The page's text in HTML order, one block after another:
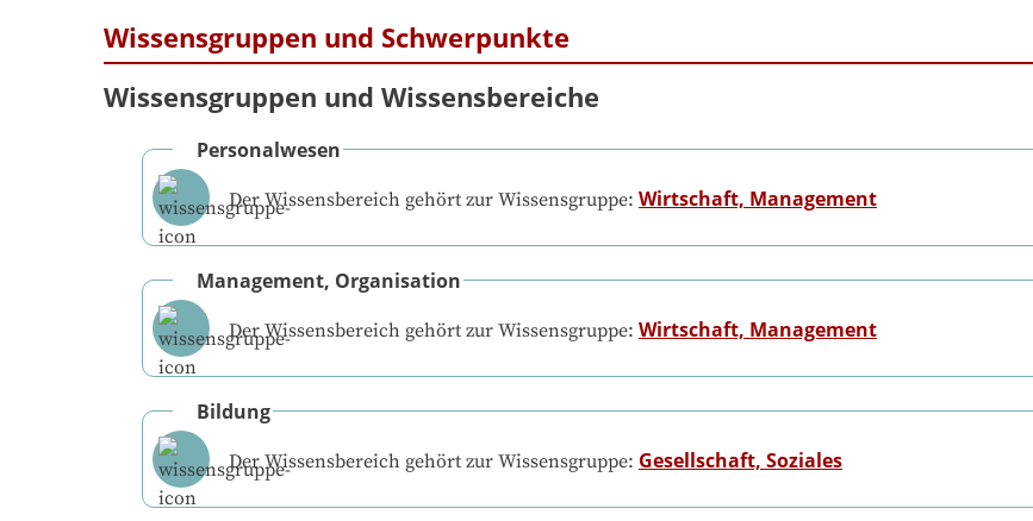
Wissensgruppen und Schwerpunkte
Wissensgruppen und Wissensbereiche
Personalwesen
Der Wissensbereich gehört zur Wissensgruppe: Wirtschaft, Management
Management, Organisation
Der Wissensbereich gehört zur Wissensgruppe: Wirtschaft, Management
Bildung
Der Wissensbereich gehört zur Wissensgruppe: Gesellschaft, Soziales